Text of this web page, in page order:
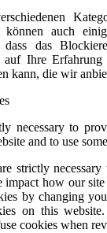
auch
dass das
Ihre Erfahrung
kann, die wir
necessary to
and to use
strictly
impact how our
by changing
on this
cookies when